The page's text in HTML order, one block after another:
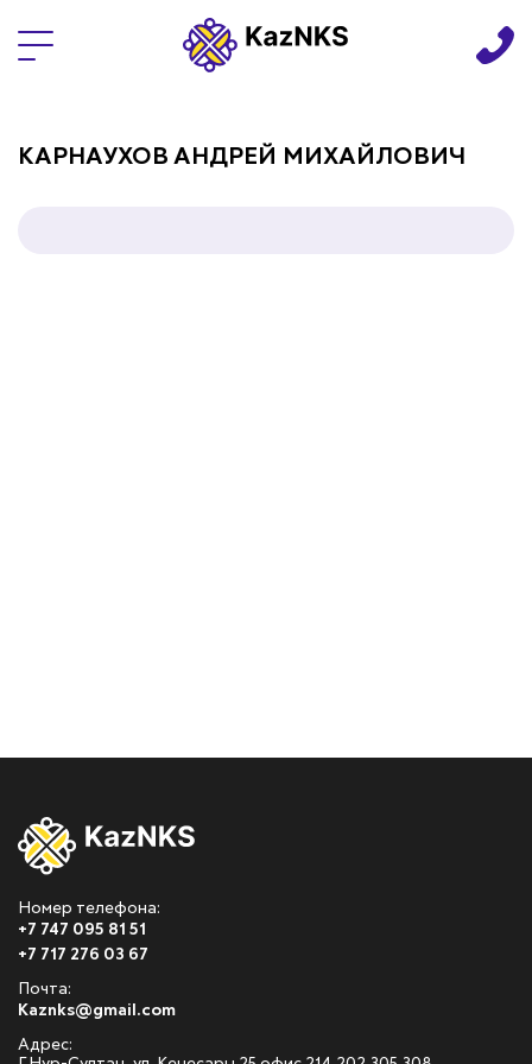
КАРНАУХОВ АНДРЕЙ МИХАЙЛОВИЧ
Номер телефона:
+7 747 095 81 51
+7 717 276 03 67
Почта:
Kaznks@gmail.com
Адрес: